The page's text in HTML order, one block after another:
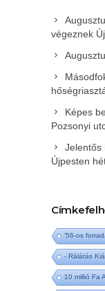
végeznek
Képes
Pozsonyi
Jelentős
Újpesten
'56-os
- Rálátás
10 millió Fa